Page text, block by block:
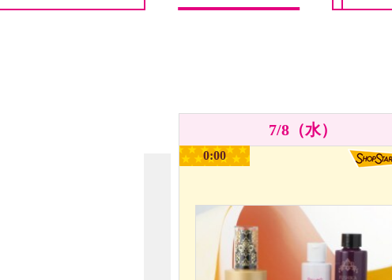
7/8（水）
0:00